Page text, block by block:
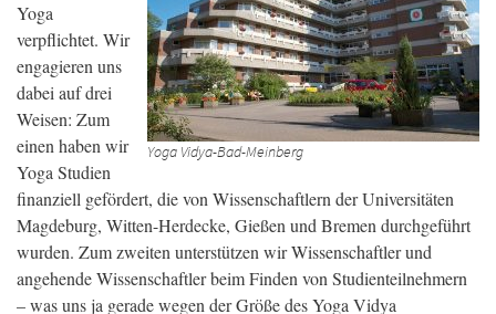
Yoga Vidya-Bad-Meinberg
Yoga
verpflichtet. Wir
engagieren uns
dabei auf drei
Weisen: Zum
einen haben wir
Yoga Studien
finanziell gefördert, die von Wissenschaftlern der Universitäten
Magdeburg, Witten-Herdecke, Gießen und Bremen durchgeführt
wurden. Zum zweiten unterstützen wir Wissenschaftler und
angehende Wissenschaftler beim Finden von Studienteilnehmern
– was uns ja gerade wegen der Größe des Yoga Vidya